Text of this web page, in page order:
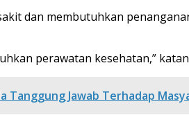
dan membutuhkan
perawatan kesehatan,”
Tanggung Jawab Terhadap